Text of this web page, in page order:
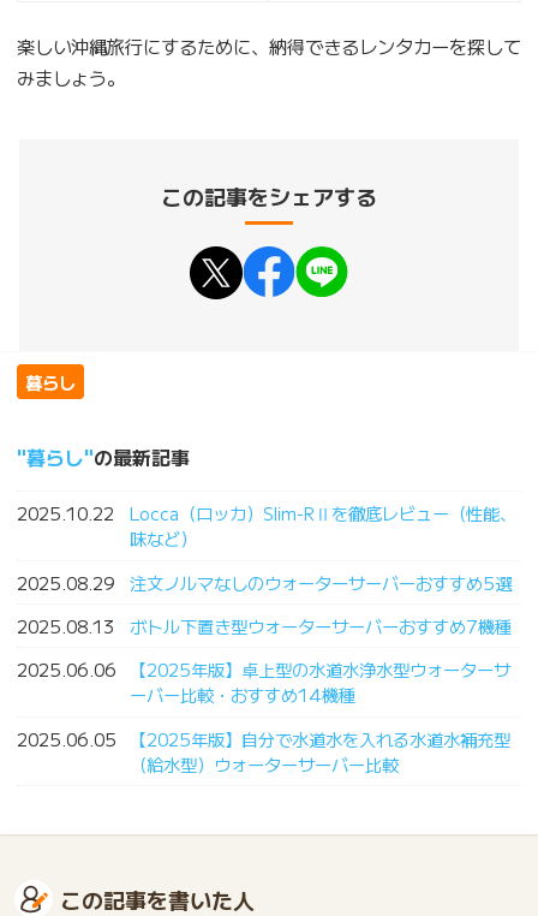
楽しい沖縄旅行にするために、納得できるレンタカーを探して
みましょう。
この記事をシェアする
暮らし
暮らし の最新記事
2025.10.22
Locca（ロッカ）Slim-RⅡを徹底レビュー（性能、
味など）
2025.08.29
注文ノルマなしのウォーターサーバーおすすめ5選
2025.08.13
ボトル下置き型ウォーターサーバーおすすめ7機種
2025.06.06
【2025年版】卓上型の水道水浄水型ウォーターサ
ーバー比較・おすすめ14機種
2025.06.05
【2025年版】自分で水道水を入れる水道水補充型
（給水型）ウォーターサーバー比較
この記事を書いた人